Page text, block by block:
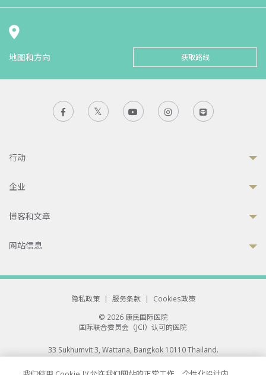
地图和方向 获取路线
行动
企业
博客和文章
网站信息
隐私政策 | 服务条款 |
Cookies政策
© 2026 康民国际医院
国际联合委员会（JCI）认可的医院
33 Sukhumvit 3, Wattana, Bangkok 10110 Thailand.
All rights reserved.